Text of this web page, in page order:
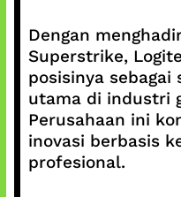
Dengan
Superstrike,
posisinya
utama di industri
Perusahaan ini
inovasi berbasis
profesional.